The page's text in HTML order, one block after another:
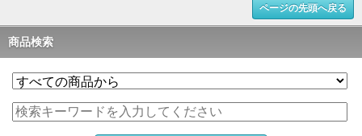
ページの先頭へ戻る
商品検索